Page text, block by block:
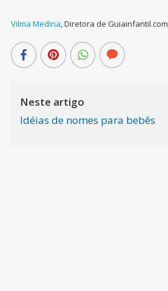
Vilma Medina,Diretora de Guiainfantil.com
Neste artigo
Idéias de nomes para bebês